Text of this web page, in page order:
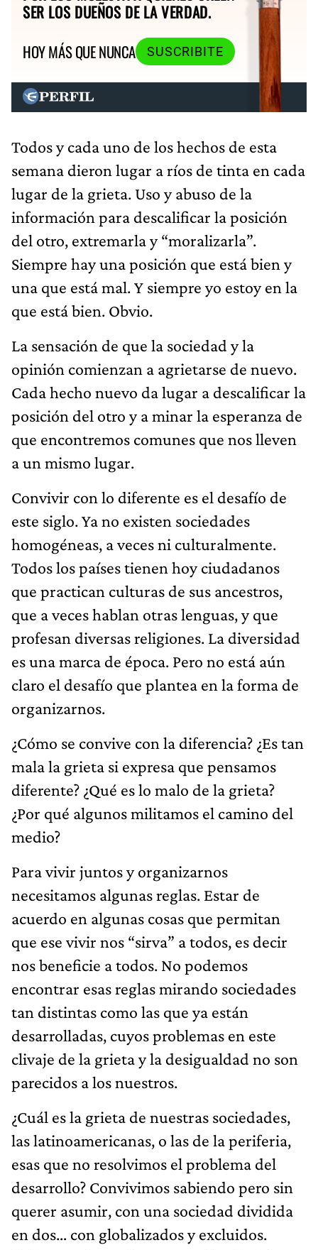
SER LOS DUEÑOS DE LA VERDAD.
HOY MÁS QUE NUNCA
SUSCRIBITE
Todos y cada uno de los hechos de esta
semana dieron lugar a ríos de tinta en cada
lugar de la grieta. Uso y abuso de la
información para descalificar la posición
del otro, extremarla y “moralizarla”.
Siempre hay una posición que está bien y
una que está mal. Y siempre yo estoy en la
que está bien. Obvio.
La sensación de que la sociedad y la
opinión comienzan a agrietarse de nuevo.
Cada hecho nuevo da lugar a descalificar la
posición del otro y a minar la esperanza de
que encontremos comunes que nos lleven
a un mismo lugar.
Convivir con lo diferente es el desafío de
este siglo. Ya no existen sociedades
homogéneas, a veces ni culturalmente.
Todos los países tienen hoy ciudadanos
que practican culturas de sus ancestros,
que a veces hablan otras lenguas, y que
profesan diversas religiones. La diversidad
es una marca de época. Pero no está aún
claro el desafío que plantea en la forma de
organizarnos.
¿Cómo se convive con la diferencia? ¿Es tan
mala la grieta si expresa que pensamos
diferente? ¿Qué es lo malo de la grieta?
¿Por qué algunos militamos el camino del
medio?
Para vivir juntos y organizarnos
necesitamos algunas reglas. Estar de
acuerdo en algunas cosas que permitan
que ese vivir nos “sirva” a todos, es decir
nos beneficie a todos. No podemos
encontrar esas reglas mirando sociedades
tan distintas como las que ya están
desarrolladas, cuyos problemas en este
clivaje de la grieta y la desigualdad no son
parecidos a los nuestros.
¿Cuál es la grieta de nuestras sociedades,
las latinoamericanas, o las de la periferia,
esas que no resolvimos el problema del
desarrollo? Convivimos sabiendo pero sin
querer asumir, con una sociedad dividida
en dos… con globalizados y excluidos.